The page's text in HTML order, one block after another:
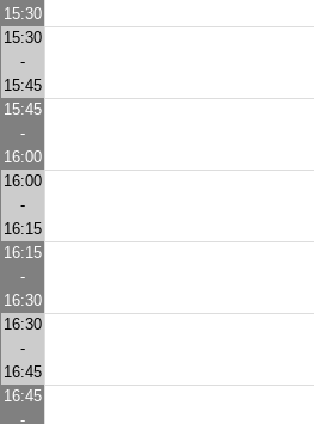
15:30
15:30
-
15:45
15:45
-
16:00
16:00
-
16:15
16:15
-
16:30
16:30
-
16:45
16:45
-